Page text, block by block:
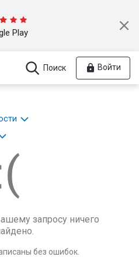
Play
Поиск Войти
запросу ничего
без ошибок.